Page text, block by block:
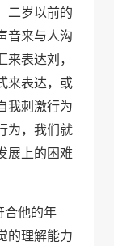
二岁以前的
音来与人沟
表达刘，
来表达，或
我刺激行为
为，我们就
展上的困难
合他的年
的理解能力